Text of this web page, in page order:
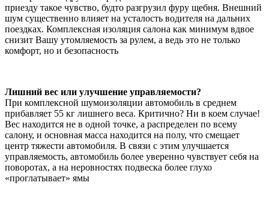
приезду такое чувство, будто разгрузил фуру щебня. Внешний
шум существенно влияет на усталость водителя на дальних
поездках. Комплексная изоляция салона как минимум вдвое
снизит Вашу утомляемость за рулем, а ведь это не только
комфорт, но и безопасность
Лишний вес или улучшение управляемости?
При комплексной шумоизоляции автомобиль в среднем
прибавляет 55 кг лишнего веса. Критично? Ни в коем случае!
Вес находится не в одной точке, а распределен по всему
салону, и основная масса находится на полу, что смещает
центр тяжести автомобиля. В связи с этим улучшается
управляемость, автомобиль более уверенно чувствует себя на
поворотах, а на неровностях подвеска более глухо
«проглатывает» ямы